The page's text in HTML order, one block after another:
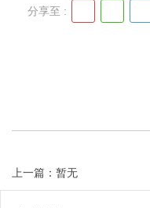
分享至 :
上一篇：暂无